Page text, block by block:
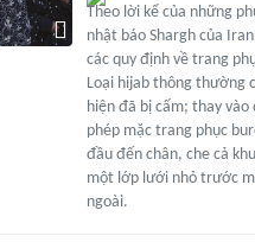
Theo lời kể của những
nhật báo Shargh của
các quy định về trang
Loại hijab thông thường
hiện đã bị cấm; thay
phép mặc trang phục
đầu đến chân, che cả
một lớp lưới nhỏ trước
ngoài.